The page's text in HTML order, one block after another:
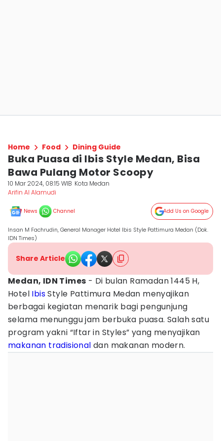
Home Food Dining Guide
Buka Puasa di Ibis Style Medan, Bisa
Bawa Pulang Motor Scoopy
10 Mar 2024, 08:15 WIB Kota Medan
Arifin Al Alamudi
News Channel Add Us on Google
Insan M Fachrudin, General Manager Hotel Ibis Style Pattimura Medan (Dok.
IDN Times)
Share Article
Medan, IDN Times - Di bulan Ramadan 1445 H,
Hotel IbisStyle Pattimura Medan menyajikan
berbagai kegiatan menarik bagi pengunjung
selama menunggu jam berbuka puasa. Salah satu
program yakni “Iftar in Styles” yang menyajikan
makanan tradisional dan makanan modern.